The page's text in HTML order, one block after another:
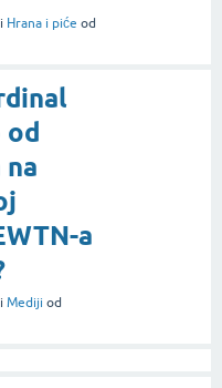
Hrana i piće od
od
na
a
Mediji od